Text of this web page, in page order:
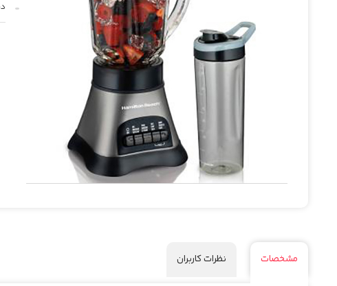
مشخصات نظرات کاربران